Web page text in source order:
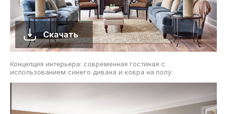
Скачать
Концепция интерьера: современная гостиная с
использованием синего дивана и ковра на полу.